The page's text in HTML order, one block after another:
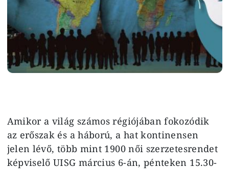
Amikor a világ számos régiójában fokozódik
az erőszak és a háború, a hat kontinensen
jelen lévő, több mint 1900 női szerzetesrendet
képviselő UISG március 6-án, pénteken 15.30-